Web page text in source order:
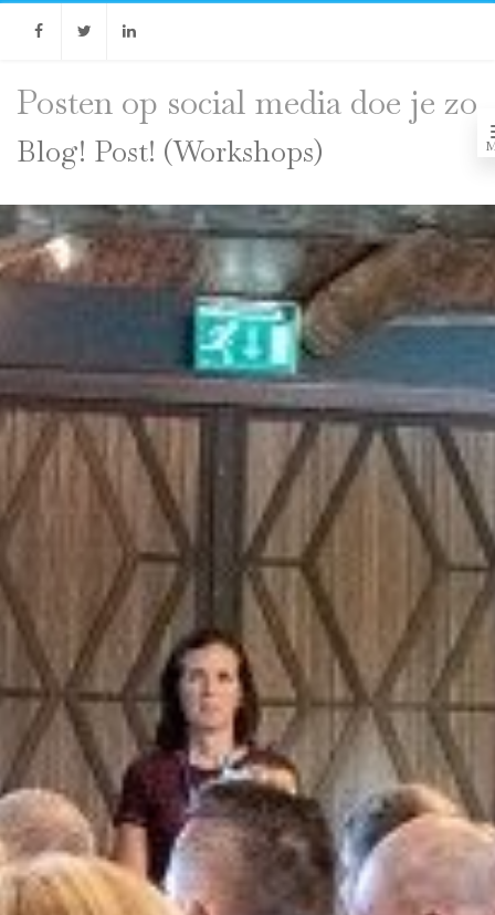
FacebookTwitter
Posten op social media doe je zo
Blog! Post! (Workshops)